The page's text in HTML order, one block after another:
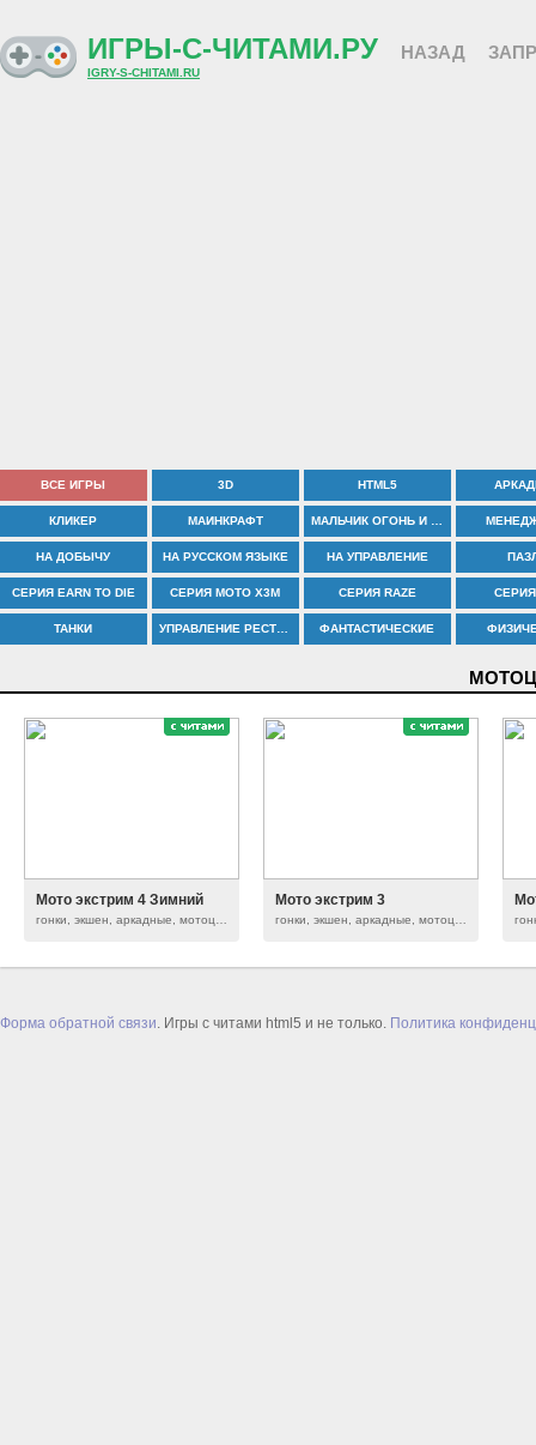
ИГРЫ-С-ЧИТАМИ.РУ
IGRY-S-CHITAMI.RU
НАЗАД
ВСЕ ИГРЫ 3D HTML5
КЛИКЕР МАИНКРАФТ
НА ДОБЫЧУ НА РУССКОМ ЯЗЫКЕ НА УПРАВЛЕНИЕ
СЕРИЯ EARN TO DIE СЕРИЯ MOTO X3M СЕРИЯ RAZE СЕРИЯ
ТАНКИ ФАНТАСТИЧЕСКИЕ
Мото экстрим 4 Зимний Мото экстрим 3
Форма обратной связи . Игры с читами html5 и не только. Политика